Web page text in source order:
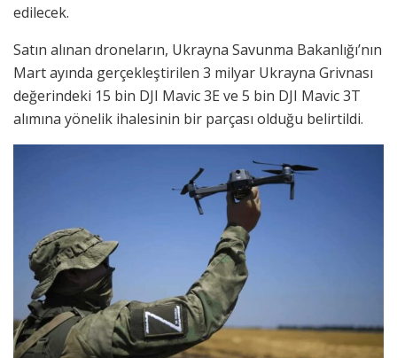
edilecek.
Satın alınan droneların, Ukrayna Savunma Bakanlığı’nın
Mart ayında gerçekleştirilen 3 milyar Ukrayna Grivnası
değerindeki 15 bin DJI Mavic 3E ve 5 bin DJI Mavic 3T
alımına yönelik ihalesinin bir parçası olduğu belirtildi.